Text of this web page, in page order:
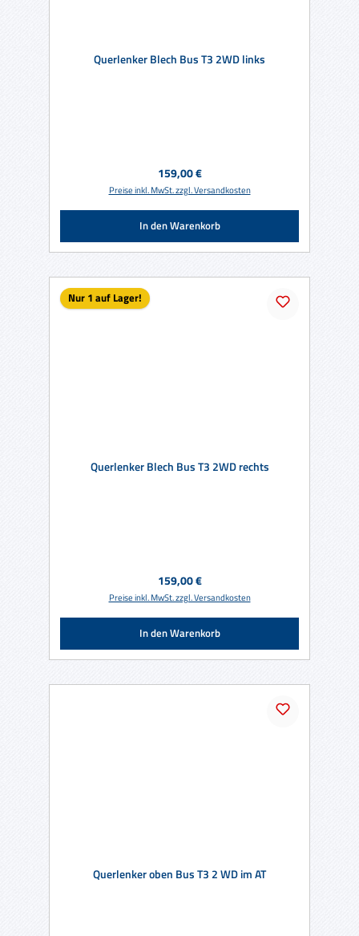
Querlenker Blech Bus T3 2WD links
Regulärer Preis:
159,00 €
Preise inkl. MwSt. zzgl. Versandkosten
In den Warenkorb
Nur 1 auf Lager!
Querlenker Blech Bus T3 2WD rechts
Regulärer Preis:
159,00 €
Preise inkl. MwSt. zzgl. Versandkosten
In den Warenkorb
Querlenker oben Bus T3 2 WD im AT